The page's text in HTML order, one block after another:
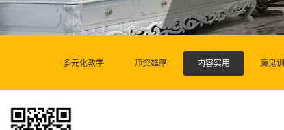
多元化教学 师资雄厚 内容实用 魔鬼